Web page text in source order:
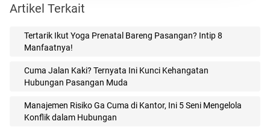
Artikel Terkait
Tertarik Ikut Yoga Prenatal Bareng Pasangan? Intip 8
Manfaatnya!
Cuma Jalan Kaki? Ternyata Ini Kunci Kehangatan
Hubungan Pasangan Muda
Manajemen Risiko Ga Cuma di Kantor, Ini 5 Seni Mengelola
Konflik dalam Hubungan